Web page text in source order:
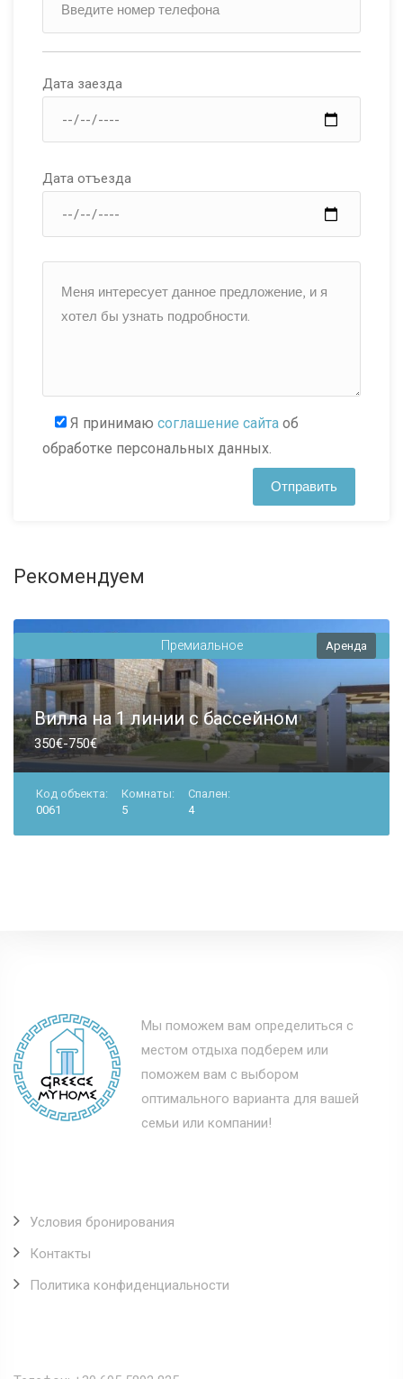
Дата заезда
Дата отъезда
Я принимаю соглашение сайта об
обработке персональных данных.
Рекомендуем
Премиальное Аренда
Вилла на 1 линии с бассейном
350€-750€
Код объекта:
0061
Комнаты:
5
Спален:
4
Мы поможем вам определиться с
местом отдыха подберем или
поможем вам с выбором
оптимального варианта для вашей
семьи или компании!
Условия бронирования
Контакты
Политика конфиденциальности